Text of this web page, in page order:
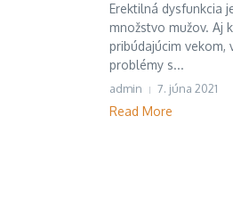
Erektilná dysfunkcia
množstvo mužov. Aj
pribúdajúcim vekom,
problémy s...
admin 7. júna 2021
Read More